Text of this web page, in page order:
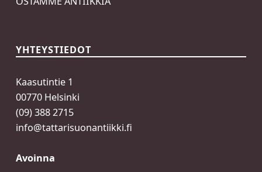
YHTEYSTIEDOT
Kaasutintie 1
00770 Helsinki
(09) 388 2715
info@tattarisuonantiikki.fi
Avoinna